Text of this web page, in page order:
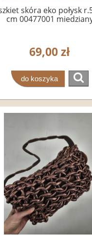
skóra eko połysk
cm 00477001
69,00 zł
do koszyka